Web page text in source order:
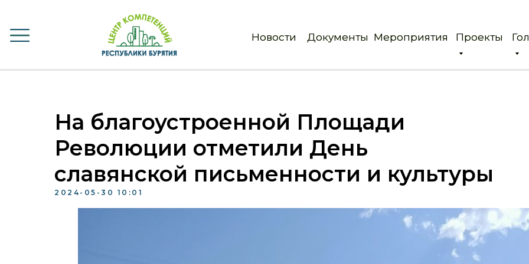
Новости
Новости Документы
Документы Мероприятия
Мероприятия Проекты
Проекты
На благоустроенной Площади
Революции отметили День
славянской письменности и культуры
2024-05-30 10:01